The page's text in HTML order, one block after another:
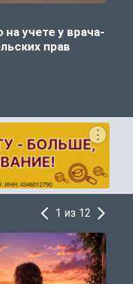
учете у врача-
прав
1 из 12